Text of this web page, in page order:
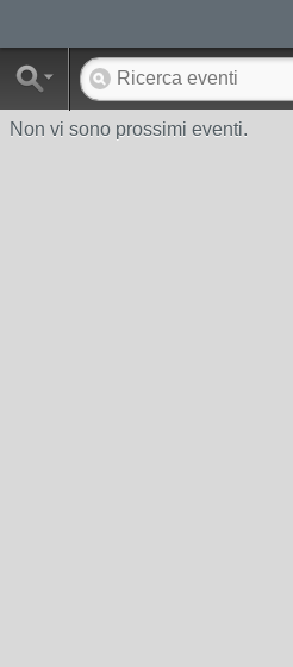
Non vi sono prossimi eventi.